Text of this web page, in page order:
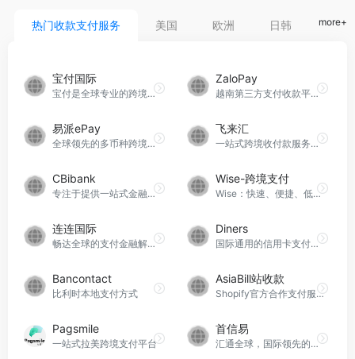
热门收款支付服务 美国 欧洲 日韩 印度
more+
宝付国际
宝付是全球专业的跨境支付平台，是首批获得跨境人民币批复的支付机构之一，目前，宝付国际拥有美国 MSB牌照、香港MSO牌照、香港MLO牌照等多张跨境支付牌照及资质，已成为持牌数最多的全球支付公司之一。
ZaloPay
越南第三方支付收款平台，被视为越南版微信，是TT越南小店的支付方式之一
易派ePay
全球领先的多币种跨境结算平台
飞来汇
一站式跨境收付款服务平台
CBibank
专注于提供一站式金融服务的美国商业銀行
Wise-跨境支付
Wise：快速、便捷、低成本的跨境支付服务。
连连国际
畅达全球的支付金融解决方案
Diners
国际通用的信用卡支付方式
Bancontact
比利时本地支付方式
AsiaBill站收款
Shopify官方合作支付服务商
Pagsmile
一站式拉美跨境支付平台
首信易
汇通全球，国际领先的支付平台